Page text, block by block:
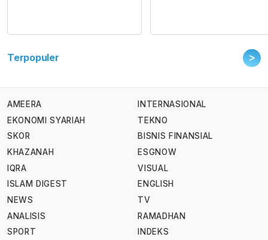
Terpopuler >
AMEERA
EKONOMI SYARIAH
SKOR
KHAZANAH
IQRA
ISLAM DIGEST
NEWS
ANALISIS
SPORT
INTERNASIONAL
TEKNO
BISNIS FINANSIAL
ESGNOW
VISUAL
ENGLISH
TV
RAMADHAN
INDEKS